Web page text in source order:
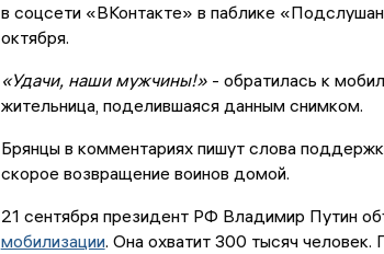
в соцсети «ВКонтакте» в паблике
октября.
«Удачи, наши мужчины!»- обратилась к
жительница, поделившаяся данным снимком.
Брянцы в комментариях пишут слова
скорое возвращение воинов домой.
21 сентября президент РФ Владимир Путин
мобилизации. Она охватит 300 тысяч